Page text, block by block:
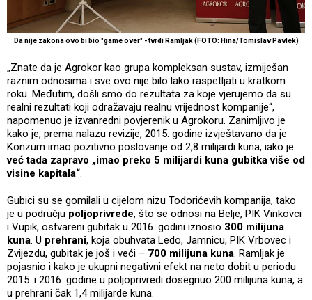
Da nije zakona ovo bi bio "game over" - tvrdi Ramljak (FOTO: Hina/Tomislav Pavlek)
„Znate da je Agrokor kao grupa kompleksan sustav, izmiješan
raznim odnosima i sve ovo nije bilo lako raspetljati u kratkom
roku. Međutim, došli smo do rezultata za koje vjerujemo da su
realni rezultati koji odražavaju realnu vrijednost kompanije“,
napomenuo je izvanredni povjerenik u Agrokoru. Zanimljivo je
kako je, prema nalazu revizije, 2015. godine izvještavano da je
Konzum imao pozitivno poslovanje od 2,8 milijardi kuna, iako je
već tada zapravo „imao preko 5 milijardi kuna gubitka više od
visine kapitala“.
Gubici su se gomilali u cijelom nizu Todorićevih kompanija, tako
je u području poljoprivrede, što se odnosi na Belje, PIK Vinkovci
i Vupik, ostvareni gubitak u 2016. godini iznosio 300 milijuna
kuna. U prehrani, koja obuhvata Ledo, Jamnicu, PIK Vrbovec i
Zvijezdu, gubitak je još i veći – 700 milijuna kuna. Ramljak je
pojasnio i kako je ukupni negativni efekt na neto dobit u periodu
2015. i 2016. godine u poljoprivredi dosegnuo 200 milijuna kuna, a
u prehrani čak 1,4 milijarde kuna.